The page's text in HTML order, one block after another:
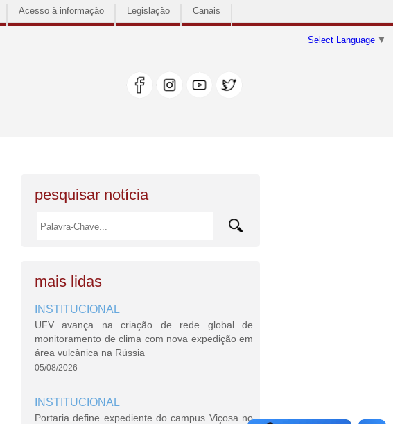
Acesso à informação Legislação Canais
Select Language ▼
pesquisar notícia
mais lidas
INSTITUCIONAL
UFV avança na criação de rede global de
monitoramento de clima com nova expedição em
área vulcânica na Rússia
05/08/2026
INSTITUCIONAL
Portaria define expediente do campus Viçosa no